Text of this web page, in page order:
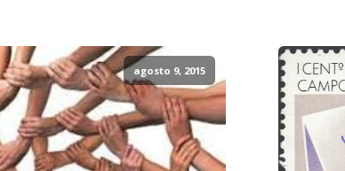
agosto 9, 2015